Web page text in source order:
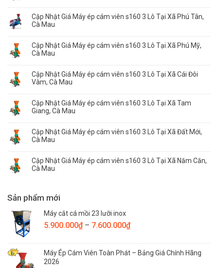
Cập Nhật Giá Máy ép cám viên s160 3 Lô Tại Xã Phú Tân,
Cà Mau
Cập Nhật Giá Máy ép cám viên s160 3 Lô Tại Xã Phú Mỹ,
Cà Mau
Cập Nhật Giá Máy ép cám viên s160 3 Lô Tại Xã Cái Đôi
Vàm, Cà Mau
Cập Nhật Giá Máy ép cám viên s160 3 Lô Tại Xã Tam
Giang, Cà Mau
Cập Nhật Giá Máy ép cám viên s160 3 Lô Tại Xã Đất Mới,
Cà Mau
Cập Nhật Giá Máy ép cám viên s160 3 Lô Tại Xã Năm Căn,
Cà Mau
Sản phẩm mới
Máy cắt cá mồi 23 lưỡi inox
5.900.000₫ – 7.600.000₫Khoảng
5.900.000₫
Máy Ép Cám Viên Toàn Phát – Bảng Giá Chính Hãng
2026